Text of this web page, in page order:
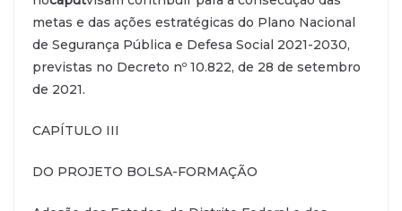
metas e das ações estratégicas do Plano Nacional
de Segurança Pública e Defesa Social 2021-2030,
previstas no Decreto nº 10.822, de 28 de setembro
de 2021.
CAPÍTULO III
DO PROJETO BOLSA-FORMAÇÃO